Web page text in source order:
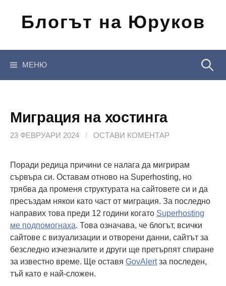
съдържанието
Блогът на Юруков
МЕНЮ
Миграция на хостинга
23 ФЕВРУАРИ 2024 / ОСТАВИ КОМЕНТАР
Поради редица причини се налага да мигрирам
сървъра си. Оставам отново на Superhosting, но
трябва да променя структурата на сайтовете си и да
пресъздам някои като част от миграция. За последно
направих това преди 12 години когато Superhosting
ме подпомогнаха. Това означава, че блогът, всички
сайтове с визуализации и отворени данни, сайтът за
безследно изчезналите и други ще претърпят спиране
за известно време. Ще оставя GovAlertза последен,
тъй като е най-сложен.